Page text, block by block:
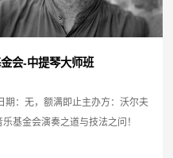
会-中提琴大师班
期：无，额满即止主办方：沃尔夫
基金会演奏之道与技法之问！